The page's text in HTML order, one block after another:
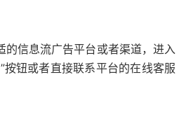
的信息流广告平台或者渠道，进入
按钮或者直接联系平台的在线客服